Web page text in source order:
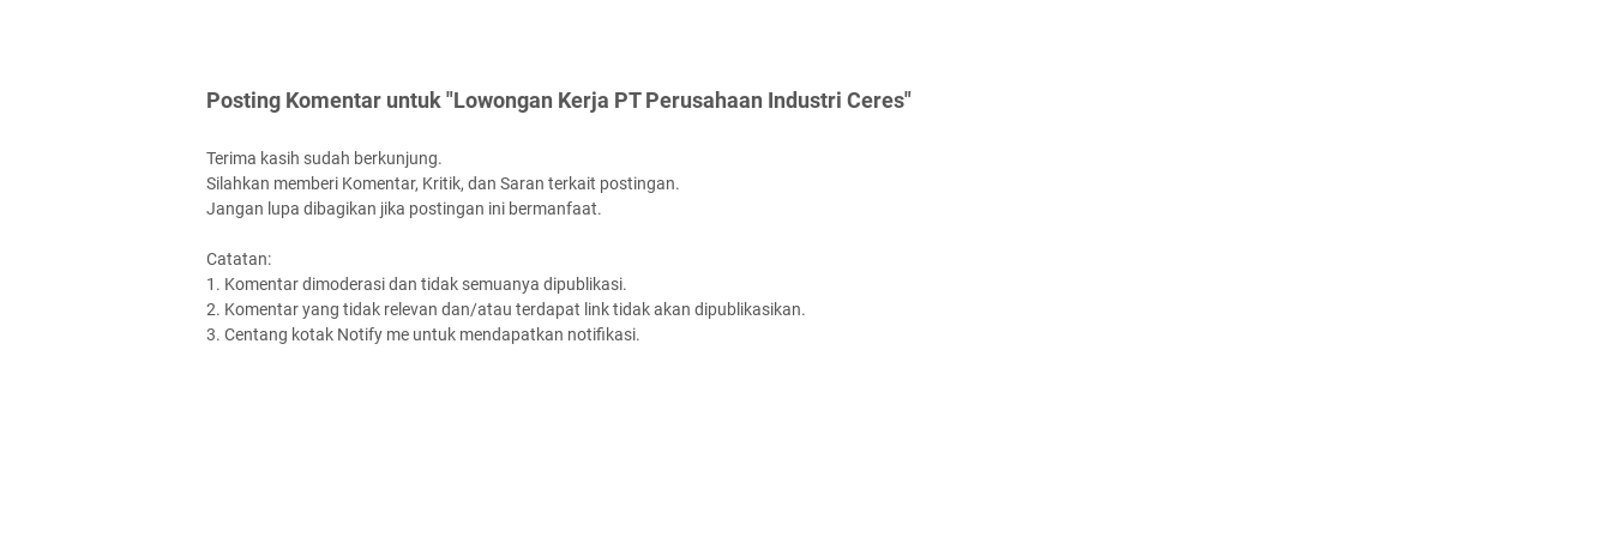
Posting Komentar untuk "Lowongan Kerja PT Perusahaan Industri Ceres"
Terima kasih sudah berkunjung.
Silahkan memberi Komentar, Kritik, dan Saran terkait postingan.
Jangan lupa dibagikan jika postingan ini bermanfaat.
Catatan:
1. Komentar dimoderasi dan tidak semuanya dipublikasi.
2. Komentar yang tidak relevan dan/atau terdapat link tidak akan dipublikasikan.
3. Centang kotak Notify me untuk mendapatkan notifikasi.